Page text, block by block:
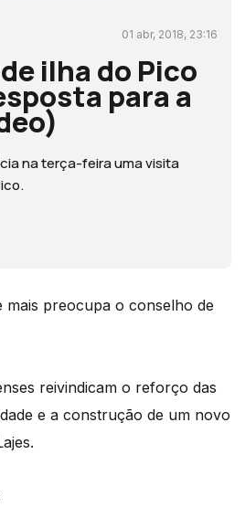
01 abr, 2018, 23:16
ilha do Pico
para a
na terça-feira uma visita
mais preocupa o conselho de
reivindicam o reforço das
e a construção de um novo